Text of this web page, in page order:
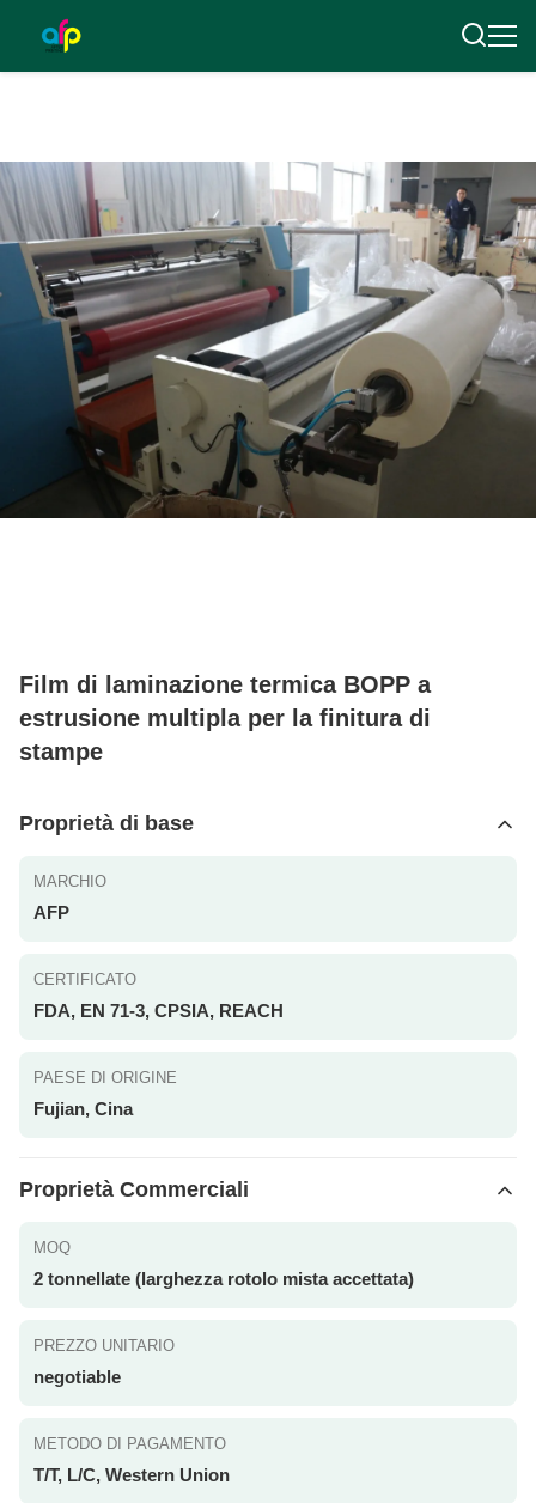
Film di laminazione termica BOPP a
estrusione multipla per la finitura di
stampe
Proprietà di base
MARCHIO
AFP
CERTIFICATO
FDA, EN 71-3, CPSIA, REACH
PAESE DI ORIGINE
Fujian, Cina
Proprietà Commerciali
MOQ
2 tonnellate (larghezza rotolo mista accettata)
PREZZO UNITARIO
negotiable
METODO DI PAGAMENTO
T/T, L/C, Western Union